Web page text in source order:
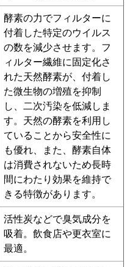
酵素の力でフィルターに
付着した特定のウイルス
の数を減少させます。フ
ィルター繊維に固定化さ
れた天然酵素が、付着し
た微生物の増殖を抑制
し、二次汚染を低減しま
す。天然の酵素を利用し
ていることから安全性に
も優れ、また、酵素自体
は消費されないため長時
間にわたり効果を維持で
きる特徴があります。
活性炭などで臭気成分を
吸着。飲食店や更衣室に
最適。